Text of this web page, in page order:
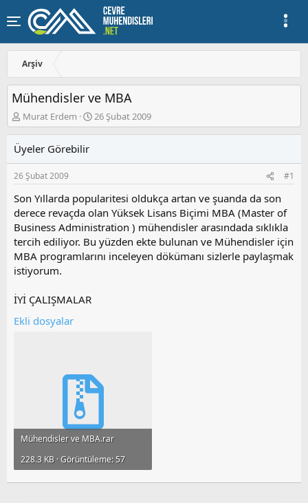
Arşiv
Mühendisler ve MBA
K
o
u
y
u
a
ş
l
a
t
a
n
Murat Erdem
B
a
a
ı
ç
t
a
r
i
26 Şubat 2009
Üyeler Görebilir
26 Şubat 2009 #1
Son Yıllarda popularitesi oldukça artan ve şuanda da son
derece revaçda olan Yüksek Lisans Biçimi MBA (Master of
Business Administration ) mühendisler arasındada sıklıkla
tercih ediliyor. Bu yüzden ekte bulunan ve Mühendisler için
MBA programlarını inceleyen dökümanı sizlerle paylaşmak
istiyorum.
İYİ ÇALIŞMALAR
Ekli dosyalar
Mühendisler ve MBA.rar
228.3 KB · Görüntüleme: 57